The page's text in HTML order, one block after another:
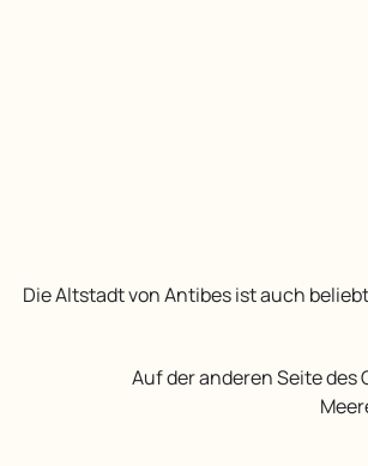
Die Altstadt von Antibes ist auch beliebt für ihre Pubs, Bars, Restaurants und Geschäfte, die im Sommer spät schließen, so
Auf der anderen Seite des Cap d’Antibes ist Juan-les-Pins mit seinen vielen Nachtclubs, Bars und